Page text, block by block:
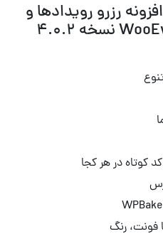
رزرو رویدادها و
کوتاه در هر کجا
فونت، رنگ